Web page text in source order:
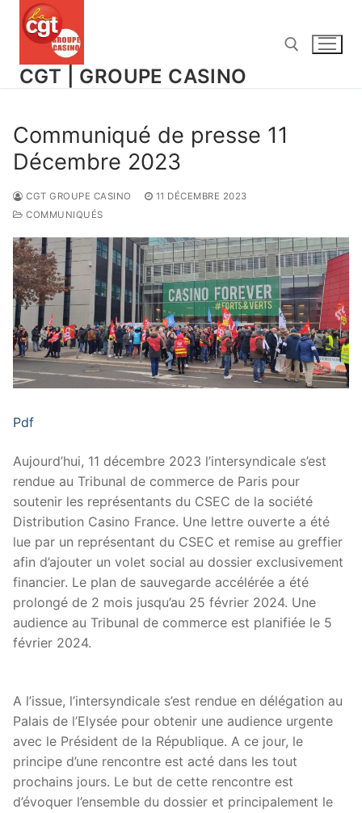
Aller
CGT | GROUPE CASINO
Communiqué de presse 11
Décembre 2023
CGT GROUPE CASINO
11 DÉCEMBRE 2023
COMMUNIQUÉS
Pdf
Aujourd’hui, 11 décembre 2023 l’intersyndicale s’est
rendue au Tribunal de commerce de Paris pour
soutenir les représentants du CSEC de la société
Distribution Casino France. Une lettre ouverte a été
lue par un représentant du CSEC et remise au greffier
afin d’ajouter un volet social au dossier exclusivement
financier. Le plan de sauvegarde accélérée a été
prolongé de 2 mois jusqu’au 25 février 2024. Une
audience au Tribunal de commerce est planifiée le 5
février 2024.
A l’issue, l’intersyndicale s’est rendue en délégation au
Palais de l’Elysée pour obtenir une audience urgente
avec le Président de la République. A ce jour, le
principe d’une rencontre est acté dans les tout
prochains jours. Le but de cette rencontre est
d’évoquer l’ensemble du dossier et principalement le